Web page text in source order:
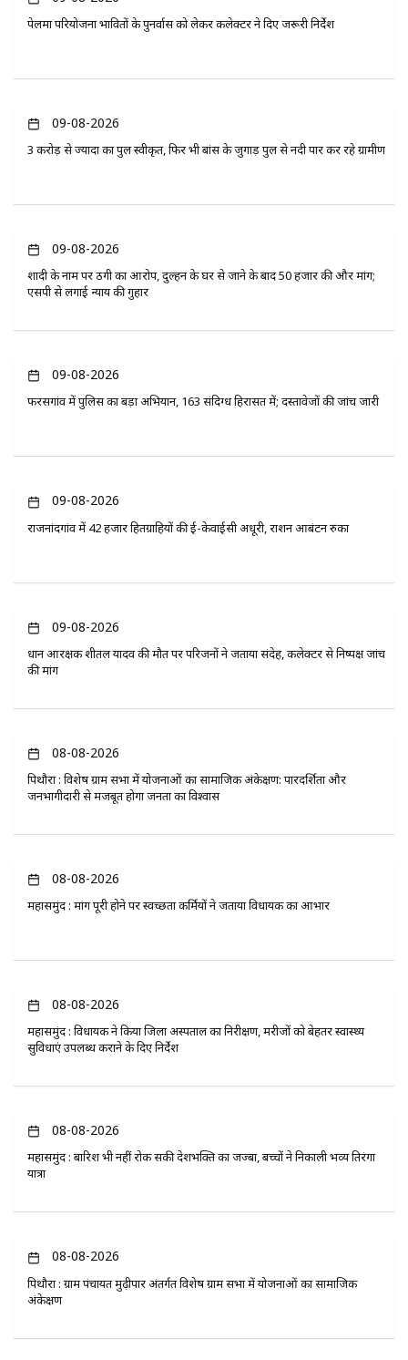
पेलमा परियोजना प्रभावितों के पुनर्वास को लेकर कलेक्टर ने दिए जरूरी निर्देश
09-08-2026
3 करोड़ से ज्यादा का पुल स्वीकृत, फिर भी बांस के जुगाड़ पुल से नदी पार कर रहे ग्रामीण
09-08-2026
शादी के नाम पर ठगी का आरोप, दुल्हन के घर से जाने के बाद 50 हजार की और मांग;
एसपी से लगाई न्याय की गुहार
09-08-2026
फरसगांव में पुलिस का बड़ा अभियान, 163 संदिग्ध हिरासत में; दस्तावेजों की जांच जारी
09-08-2026
राजनांदगांव में 42 हजार हितग्राहियों की ई-केवाईसी अधूरी, राशन आबंटन रुका
09-08-2026
प्रधान आरक्षक शीतल यादव की मौत पर परिजनों ने जताया संदेह, कलेक्टर से निष्पक्ष जांच
की मांग
08-08-2026
पिथौरा : विशेष ग्राम सभा में योजनाओं का सामाजिक अंकेक्षण: पारदर्शिता और
जनभागीदारी से मजबूत होगा जनता का विश्वास
08-08-2026
महासमुंद : मांग पूरी होने पर स्वच्छता कर्मियों ने जताया विधायक का आभार
08-08-2026
महासमुंद : विधायक ने किया जिला अस्पताल का निरीक्षण, मरीजों को बेहतर स्वास्थ्य
सुविधाएं उपलब्ध कराने के दिए निर्देश
08-08-2026
महासमुंद : बारिश भी नहीं रोक सकी देशभक्ति का जज्बा, बच्चों ने निकाली भव्य तिरंगा
यात्रा
08-08-2026
पिथौरा : ग्राम पंचायत मुढ़ीपार अंतर्गत विशेष ग्राम सभा में योजनाओं का सामाजिक
अंकेक्षण